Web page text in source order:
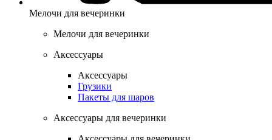
Мелочи для вечеринки
Мелочи для вечеринки
Аксессуары
Аксессуары
Грузики
Пакеты для шаров
Аксессуары для вечеринки